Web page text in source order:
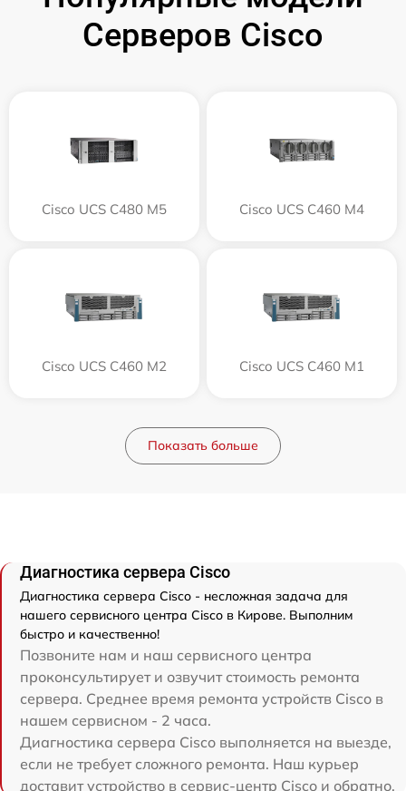
Серверов Cisco
Cisco UCS C480 M5 Cisco UCS C460 M4
Cisco UCS C460 M2 Cisco UCS C460 M1
Показать больше
Диагностика сервера Cisco
Диагностика сервера Cisco - несложная задача для
нашего сервисного центра Cisco в Кирове. Выполним
быстро и качественно!
Позвоните нам и наш сервисного центра
проконсультирует и озвучит стоимость ремонта
сервера. Среднее время ремонта устройств Cisco в
нашем сервисном - 2 часа.
Диагностика сервера Cisco выполняется на выезде,
если не требует сложного ремонта. Наш курьер
доставит устройство в сервис-центр Cisco и обратно.